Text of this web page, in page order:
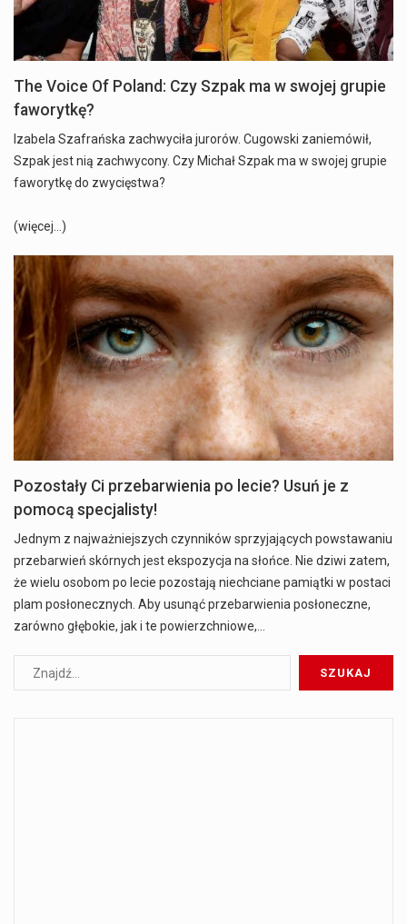
The Voice Of Poland: Czy Szpak ma w swojej grupie
faworytkę?
Izabela Szafrańska zachwyciła jurorów. Cugowski zaniemówił,
Szpak jest nią zachwycony. Czy Michał Szpak ma w swojej grupie
faworytkę do zwycięstwa?
(więcej…)
Pozostały Ci przebarwienia po lecie? Usuń je z
pomocą specjalisty!
Jednym z najważniejszych czynników sprzyjających powstawaniu
przebarwień skórnych jest ekspozycja na słońce. Nie dziwi zatem,
że wielu osobom po lecie pozostają niechciane pamiątki w postaci
plam posłonecznych. Aby usunąć przebarwienia posłoneczne,
zarówno głębokie, jak i te powierzchniowe,…